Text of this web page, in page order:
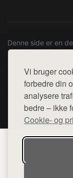
Vi bruger
forbedre din
analysere
bedre – ikke
Cookie- og
Denne side er en
hjemmesider med
diverse webshops.
henviser til de
varerne på lager.
© 2026